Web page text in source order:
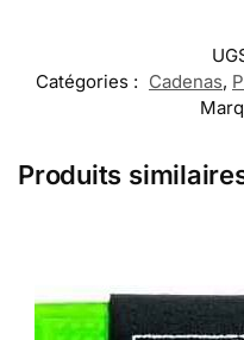
Catégories : Cadenas,
Produits